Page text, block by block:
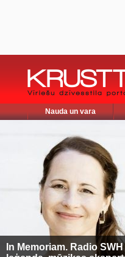
Nauda un vara
In Memoriam. Radio SWH